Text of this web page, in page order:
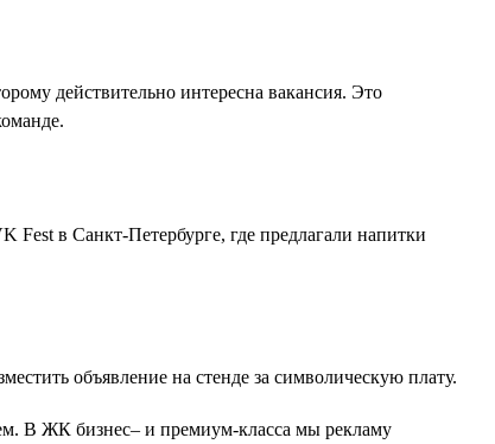
действительно интересна вакансия. Это
в Санкт-Петербурге, где предлагали напитки
объявление на стенде за символическую плату.
В ЖК бизнес‒ и премиум-класса мы рекламу